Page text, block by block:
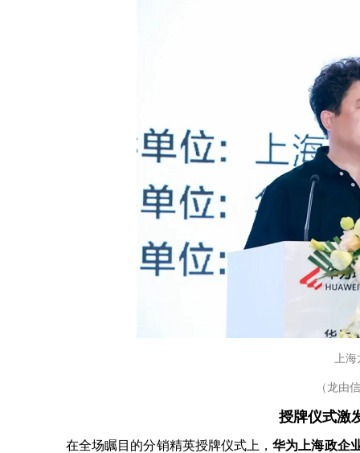
上海
（龙由
授牌仪式激
在全场瞩目的分销精英授牌仪式上，华为上海政企